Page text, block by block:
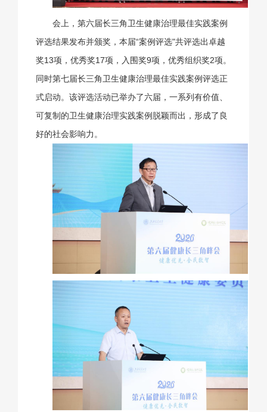
会上，第六届长三角卫生健康治理最佳实践案例
评选结果发布并颁奖，本届“案例评选"共评选出卓越
奖13项，优秀奖17项，入围奖9项，优秀组织奖2项。
同时第七届长三角卫生健康治理最佳实践案例评选正
式启动。该评选活动已举办了六届，一系列有价值、
可复制的卫生健康治理实践案例脱颖而出，形成了良
好的社会影响力。